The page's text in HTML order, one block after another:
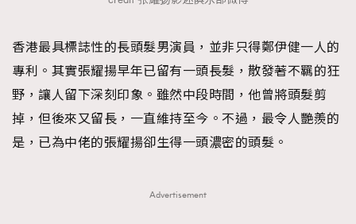
香港最具標誌性的長頭髮男演員，並非只得鄭伊健一人的
專利。其實張耀揚早年已留有一頭長髮，散發著不羈的狂
野，讓人留下深刻印象。雖然中段時間，他曾將頭髮剪
掉，但後來又留長，一直維持至今。不過，最令人艷羨的
是，已為中佬的張耀揚卻生得一頭濃密的頭髮。
Advertisement